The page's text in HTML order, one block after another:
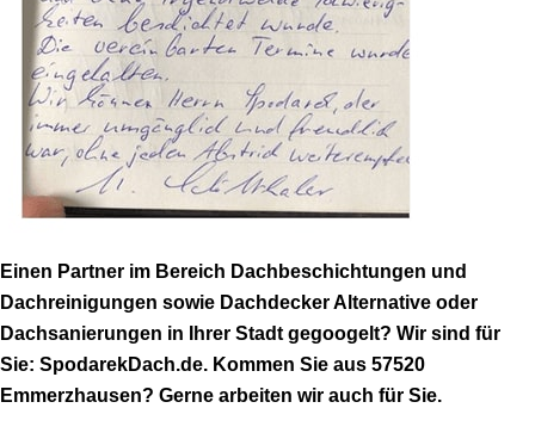
Einen Partner im Bereich Dachbeschichtungen und
Dachreinigungen sowie Dachdecker Alternative oder
Dachsanierungen in Ihrer Stadt gegoogelt? Wir sind für
Sie: SpodarekDach.de. Kommen Sie aus 57520
Emmerzhausen? Gerne arbeiten wir auch für Sie.